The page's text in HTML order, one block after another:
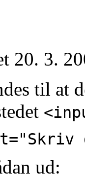
20. 3.
til at
ud: